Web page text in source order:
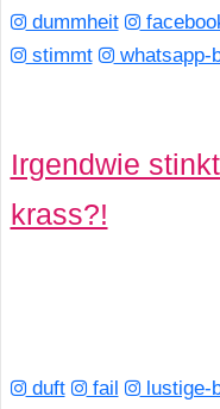
dummheit
stimmt
whatsapp-
Irgendwie
krass?!
duft fail lustige-